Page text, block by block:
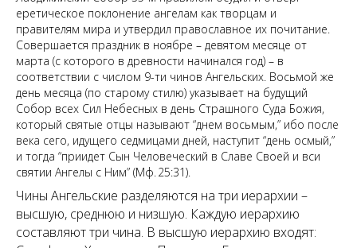
еретическое поклонение ангелам как творцам и
правителям мира и утвердил православное их почитание.
Совершается праздник в ноябре – девятом месяце от
марта (с которого в древности начинался год) – в
соответствии с числом 9-ти чинов Ангельских. Восьмой же
день месяца (по старому стилю) указывает на будущий
Собор всех Сил Небесных в день Страшного Суда Божия,
который святые отцы называют “днем восьмым,” ибо после
века сего, идущего седмицами дней, наступит “день осмый,”
и тогда “приидет Сын Человеческий в Славе Своей и вси
святии Ангелы с Ним” (Мф. 25:31).
Чины Ангельские разделяются на три иерархии –
высшую, среднюю и низшую. Каждую иерархию
составляют три чина. В высшую иерархию входят: